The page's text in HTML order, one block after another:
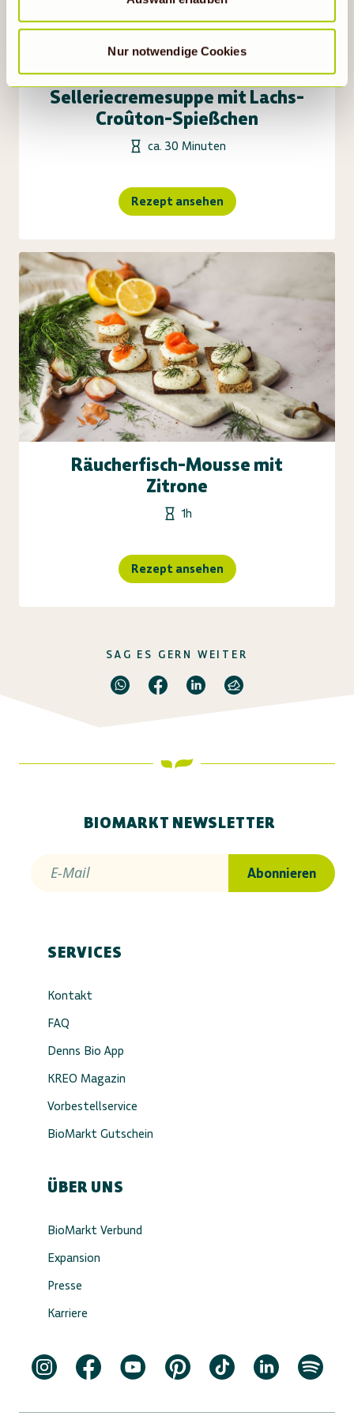
Nur notwendige Cookies
Selleriecremesuppe mit Lachs-
Croûton-Spießchen
ca. 30 Minuten
Rezept ansehen
Räucherfisch-Mousse mit
Zitrone
1h
Rezept ansehen
SAG ES GERN WEITER
BIOMARKT NEWSLETTER
E-Mail Abonnieren
SERVICES
Kontakt
FAQ
Denns Bio App
KREO Magazin
Vorbestellservice
BioMarkt Gutschein
ÜBER UNS
BioMarkt Verbund
Expansion
Presse
Karriere